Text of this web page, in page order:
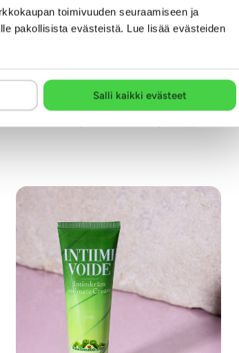
toimivuuden seuraamiseen ja
pakollisista evästeistä. Lue lisää evästeiden
Salli kaikki evästeet
pehmentää ihoa luonnollisesti ja antaa
monitoimituote, joka rauhoittaa ja hoitaa
sekä kutinan lievittämiseen.
tekee siitä turvallisen valinnan myös